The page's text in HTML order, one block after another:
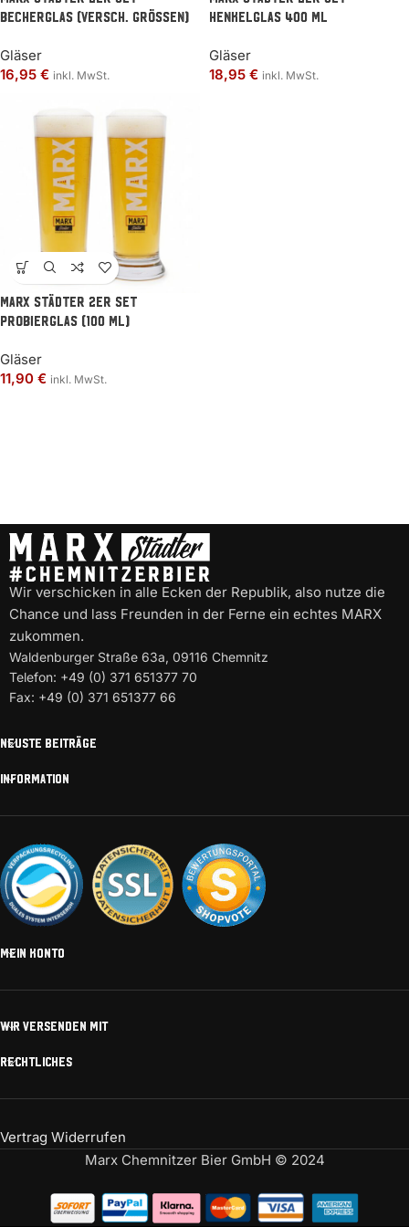
Becherglas (versch. Grössen)
Gläser
16,95 € inkl. MwSt.
Henkelglas 400 ml
Gläser
18,95 € inkl. MwSt.
MARX Städter 2er Set
Probierglas (100 ml)
Gläser
11,90 € inkl. MwSt.
Wir verschicken in alle Ecken der Republik, also nutze die
Chance und lass Freunden in der Ferne ein echtes MARX
zukommen.
Waldenburger Straße 63a, 09116 Chemnitz
Telefon: +49 (0) 371 651377 70
Fax: +49 (0) 371 651377 66
NEUSTE BEITRÄGE
INFORMATION
MEIN KONTO
WIR VERSENDEN MIT
RECHTLICHES
Vertrag Widerrufen
Marx Chemnitzer Bier GmbH © 2024